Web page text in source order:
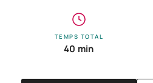
TEMPS TOTAL
40 min